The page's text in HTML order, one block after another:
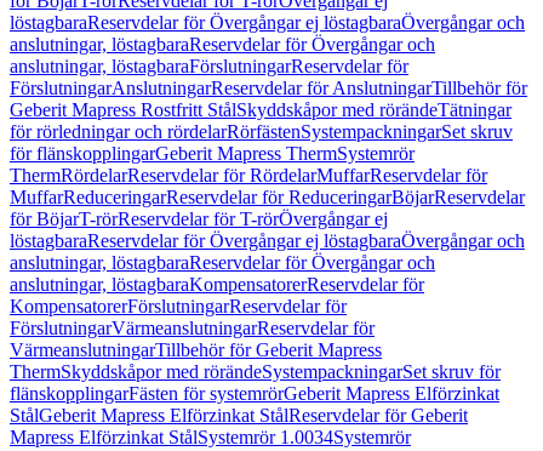
löstagbaraReservdelar för Övergångar ej löstagbaraÖvergångar och
anslutningar, löstagbaraReservdelar för Övergångar och
anslutningar, löstagbaraFörslutningarReservdelar för
FörslutningarAnslutningarReservdelar för AnslutningarTillbehör för
Geberit Mapress Rostfritt StålSkyddskåpor med rörändeTätningar
för rörledningar och rördelarRörfästenSystempackningarSet skruv
för flänskopplingarGeberit Mapress ThermSystemrör
ThermRördelarReservdelar för RördelarMuffarReservdelar för
MuffarReduceringarReservdelar för ReduceringarBöjarReservdelar
för BöjarT-rörReservdelar för T-rörÖvergångar ej
löstagbaraReservdelar för Övergångar ej löstagbaraÖvergångar och
anslutningar, löstagbaraReservdelar för Övergångar och
anslutningar, löstagbaraKompensatorerReservdelar för
KompensatorerFörslutningarReservdelar för
FörslutningarVärmeanslutningarReservdelar för
VärmeanslutningarTillbehör för Geberit Mapress
ThermSkyddskåpor med rörändeSystempackningarSet skruv för
flänskopplingarFästen för systemrörGeberit Mapress Elförzinkat
StålGeberit Mapress Elförzinkat StålReservdelar för Geberit
Mapress Elförzinkat StålSystemrör 1.0034Systemrör